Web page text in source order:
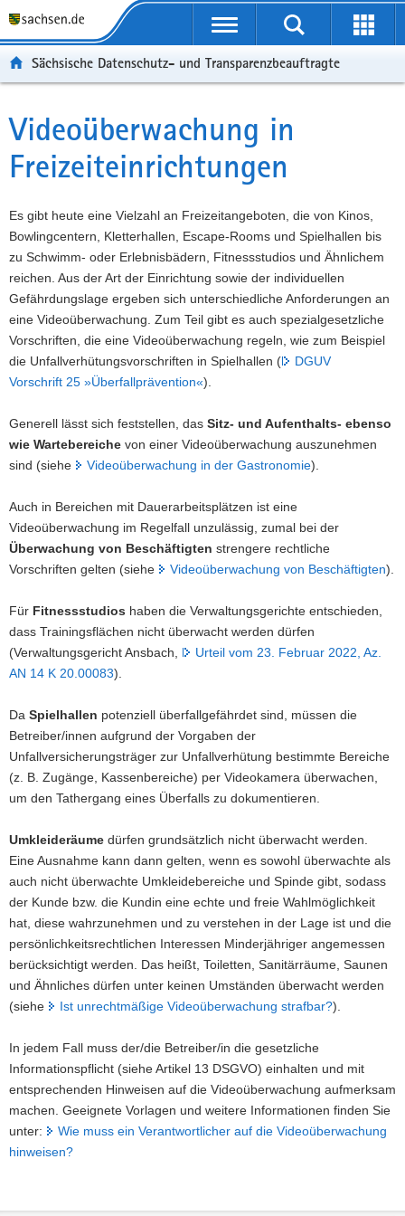
t
ü
b
g
r
e
i
f
e
n
d
e
a
v
i
a
t
i
o
t
n
a
g
a
t
i
o
n
p
n
h
t
t
-
B
e
i
c
h
Sächsische Datenschutz- und Transparenzbeauftragte
Hauptinhalt
Videoüberwachung in
Freizeiteinrichtungen
Es gibt heute eine Vielzahl an Freizeitangeboten, die von Kinos,
Bowlingcentern, Kletterhallen, Escape-Rooms und Spielhallen bis
zu Schwimm- oder Erlebnisbädern, Fitnessstudios und Ähnlichem
reichen. Aus der Art der Einrichtung sowie der individuellen
Gefährdungslage ergeben sich unterschiedliche Anforderungen an
eine Videoüberwachung. Zum Teil gibt es auch spezialgesetzliche
Vorschriften, die eine Videoüberwachung regeln, wie zum Beispiel
die Unfallverhütungsvorschriften in Spielhallen (
DGUV
Vorschrift 25 »Überfallprävention«).
Generell lässt sich feststellen, das Sitz- und Aufenthalts- ebenso
wie Wartebereiche von einer Videoüberwachung auszunehmen
sind (siehe
Videoüberwachung in der Gastronomie).
Auch in Bereichen mit Dauerarbeitsplätzen ist eine
Videoüberwachung im Regelfall unzulässig, zumal bei der
Überwachung von Beschäftigten strengere rechtliche
Vorschriften gelten (siehe
Videoüberwachung von Beschäftigten).
Für Fitnessstudios haben die Verwaltungsgerichte entschieden,
dass Trainingsflächen nicht überwacht werden dürfen
(Verwaltungsgericht Ansbach,
Urteil vom 23. Februar 2022, Az.
AN 14 K 20.00083).
Da Spielhallen potenziell überfallgefährdet sind, müssen die
Betreiber/innen aufgrund der Vorgaben der
Unfallversicherungsträger zur Unfallverhütung bestimmte Bereiche
(z. B. Zugänge, Kassenbereiche) per Videokamera überwachen,
um den Tathergang eines Überfalls zu dokumentieren.
Umkleideräume dürfen grundsätzlich nicht überwacht werden.
Eine Ausnahme kann dann gelten, wenn es sowohl überwachte als
auch nicht überwachte Umkleidebereiche und Spinde gibt, sodass
der Kunde bzw. die Kundin eine echte und freie Wahlmöglichkeit
hat, diese wahrzunehmen und zu verstehen in der Lage ist und die
persönlichkeitsrechtlichen Interessen Minderjähriger angemessen
berücksichtigt werden. Das heißt, Toiletten, Sanitärräume, Saunen
und Ähnliches dürfen unter keinen Umständen überwacht werden
(siehe
Ist unrechtmäßige Videoüberwachung strafbar?).
In jedem Fall muss der/die Betreiber/in die gesetzliche
Informationspflicht (siehe Artikel 13 DSGVO) einhalten und mit
entsprechenden Hinweisen auf die Videoüberwachung aufmerksam
machen. Geeignete Vorlagen und weitere Informationen finden Sie
unter:
Wie muss ein Verantwortlicher auf die Videoüberwachung
hinweisen?